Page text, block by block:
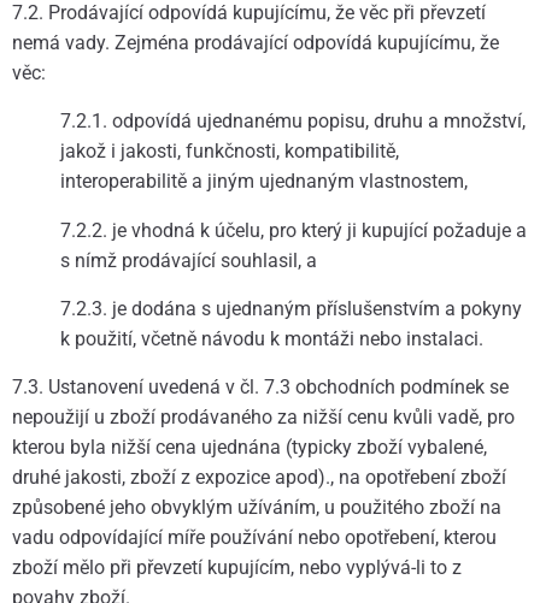
7.2. Prodávající odpovídá kupujícímu, že věc při převzetí
nemá vady. Zejména prodávající odpovídá kupujícímu, že
věc:
7.2.1. odpovídá ujednanému popisu, druhu a množství,
jakož i jakosti, funkčnosti, kompatibilitě,
interoperabilitě a jiným ujednaným vlastnostem,
7.2.2. je vhodná k účelu, pro který ji kupující požaduje a
s nímž prodávající souhlasil, a
7.2.3. je dodána s ujednaným příslušenstvím a pokyny
k použití, včetně návodu k montáži nebo instalaci.
7.3. Ustanovení uvedená v čl. 7.3 obchodních podmínek se
nepoužijí u zboží prodávaného za nižší cenu kvůli vadě, pro
kterou byla nižší cena ujednána (typicky zboží vybalené,
druhé jakosti, zboží z expozice apod)., na opotřebení zboží
způsobené jeho obvyklým užíváním, u použitého zboží na
vadu odpovídající míře používání nebo opotřebení, kterou
zboží mělo při převzetí kupujícím, nebo vyplývá-li to z
povahy zboží.